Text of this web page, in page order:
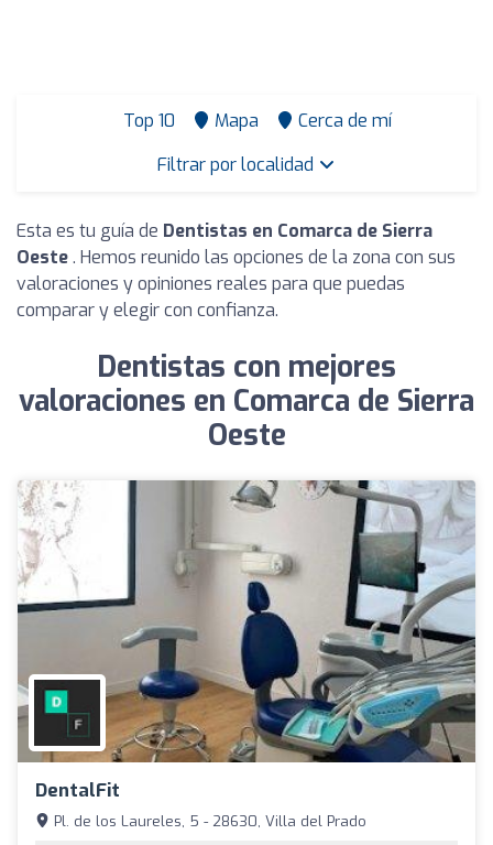
Top 10 Mapa
Cerca de mí
Filtrar por localidad
Esta es tu guía de Dentistas en Comarca de Sierra
Oeste. Hemos reunido las opciones de la zona con sus
valoraciones y opiniones reales para que puedas
comparar y elegir con confianza.
Dentistas con mejores
valoraciones en Comarca de Sierra
Oeste
DentalFit
Pl. de los Laureles, 5 - 28630, Villa del Prado